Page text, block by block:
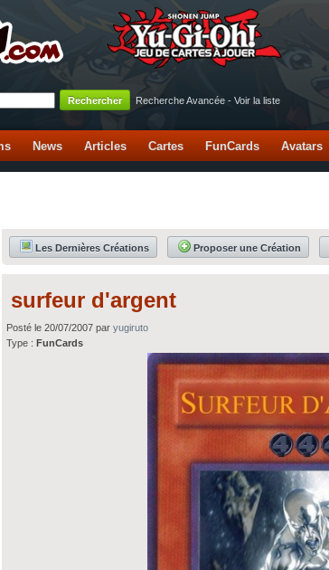
Recherche Avancée - Voir la liste
News Articles Cartes FunCards Avatars
Les Dernières Créations Proposer une Création
surfeur d'argent
Posté le 20/07/2007 par yugiruto
Type : FunCards